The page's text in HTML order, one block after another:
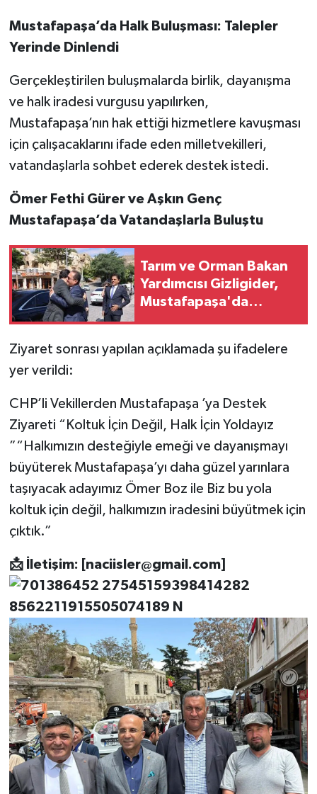
Mustafapaşa’da Halk Buluşması: Talepler
Yerinde Dinlendi
Gerçekleştirilen buluşmalarda birlik, dayanışma
ve halk iradesi vurgusu yapılırken,
Mustafapaşa’nın hak ettiği hizmetlere kavuşması
için çalışacaklarını ifade eden milletvekilleri,
vatandaşlarla sohbet ederek destek istedi.
Ömer Fethi Gürer ve Aşkın Genç
Mustafapaşa’da Vatandaşlarla Buluştu
Tarım ve Orman Bakan
Yardımcısı Gizligider,
Mustafapaşa'da
Ziyaret sonrası yapılan açıklamada şu ifadelere
yer verildi:
CHP’li Vekillerden Mustafapaşa ’ya Destek
Ziyareti “Koltuk İçin Değil, Halk İçin Yoldayız
”“Halkımızın desteğiyle emeği ve dayanışmayı
büyüterek Mustafapaşa’yı daha güzel yarınlara
taşıyacak adayımız Ömer Boz ile Biz bu yola
koltuk için değil, halkımızın iradesini büyütmek için
çıktık.”
📩İletişim: [naciisler@gmail.com]